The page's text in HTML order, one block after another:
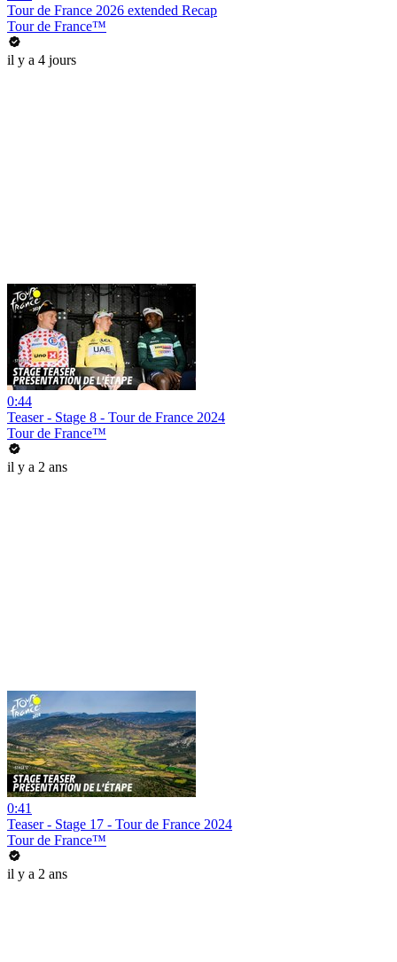
Tour de France 2026 extended Recap
Tour de France™
il y a 4 jours
0:44
Teaser - Stage 8 - Tour de France 2024
Tour de France™
il y a 2 ans
0:41
Teaser - Stage 17 - Tour de France 2024
Tour de France™
il y a 2 ans